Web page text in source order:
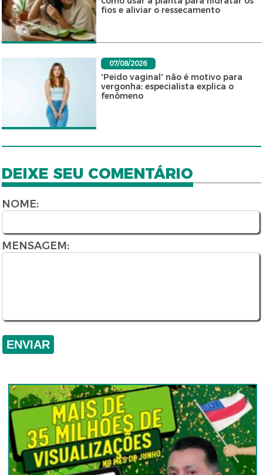
fios e aliviar o ressecamento
07/08/2026
'Peido vaginal' não é motivo para
vergonha; especialista explica o
fenômeno
DEIXE SEU COMENTÁRIO
NOME:
MENSAGEM: